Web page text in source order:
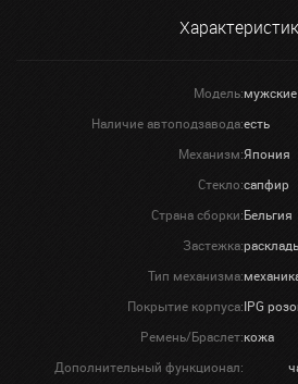
Модель:мужские
Наличие автоподзавода:есть
Механизм:Япония
Стекло:сапфир
Страна сборки:Бельгия
Застежка:
Тип механизма:
Покрытие корпуса:IPG
Ремень/Браслет:кожа
Дополнительный функционал: